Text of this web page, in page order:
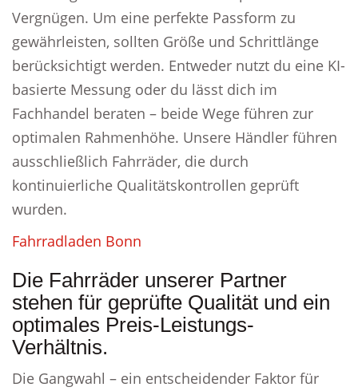
Vergnügen. Um eine perfekte Passform zu
gewährleisten, sollten Größe und Schrittlänge
berücksichtigt werden. Entweder nutzt du eine KI-
basierte Messung oder du lässt dich im
Fachhandel beraten – beide Wege führen zur
optimalen Rahmenhöhe. Unsere Händler führen
ausschließlich Fahrräder, die durch
kontinuierliche Qualitätskontrollen geprüft
wurden.
Fahrradladen Bonn
Die Fahrräder unserer Partner
stehen für geprüfte Qualität und ein
optimales Preis-Leistungs-
Verhältnis.
Die Gangwahl – ein entscheidender Faktor für